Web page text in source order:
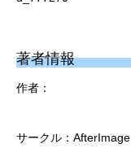
著者情報
作者：
サークル：AfterImage